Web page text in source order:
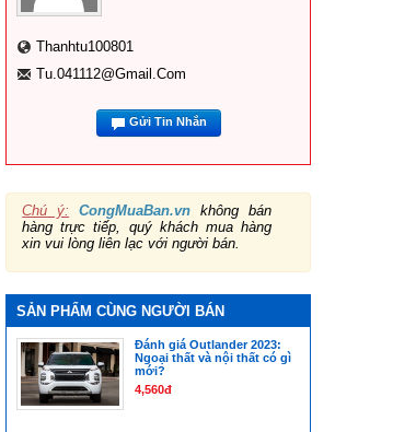
Thanhtu100801
Tu.041112@gmail.com
Gửi Tin Nhắn
Chú ý: CongMuaBan.vn không bán
hàng trực tiếp, quý khách mua hàng
xin vui lòng liên lạc với người bán.
SẢN PHẨM CÙNG NGƯỜI BÁN
Đánh giá Outlander 2023:
Ngoại thất và nội thất có gì
mới?
4,560đ